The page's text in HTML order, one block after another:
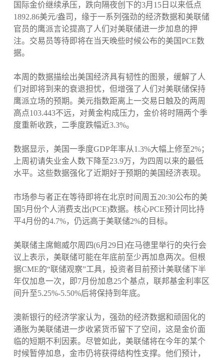
国际金价继续承压，跌向隔夜创下的3月15日以来低点
1892.86美元/盎司，缘于一系列强劲的经济数据和美联储
官员的鹰派言论提高了人们对美联储进一步加息的押
注。交易员等待即将在当天晚些时候公布的美国PCE数
据。
本周的数据描绘出美国经济具有韧性的图景，缓解了人
们对即将到来的衰退担忧，但增强了人们对美联储保持
鹰派立场的预期。美元指数距离上一交易日触及的两周
高点103.443不远，对黄金构成压力，金价将时隔两个季
度重新收跌，二季度跌幅近3.3%。
数据显示，美国一季度GDP年率从1.3%大幅上修至2%；
上周初请失业金人数下降至23.9万，为四周以来的最低
水平。这些数据强化了近期好于预期的美国经济表现。
市场参与者正在等待即将在北京时间周五20:30公布的美
国5月份个人消费支出(PCE)数据。核心PCE预计同比持
平4月份的4.7%，仍远高于美联储2%的目标。
美联储主席鲍威尔周四(6月29日)在马德里举行的央行会
议上表示，美联储可能在年底前至少再加息两次。但根
据CME的“联储观察”工具，投资者目前预计美联储下半
年仅加息一次，即7月份加息25个基点，联邦基金利率区
间升至5.25%-5.50%后将保持到年底。
澳新银行的经济学家认为，强劲的经济数据和顽固化的
通胀为美联储进一步收紧货币留下了空间，这是金价面
临的短期不利因素。尽管如此，美联储将在今年的某个
时候暂停加息，金市仍将获得结构性支撑。他们预计，